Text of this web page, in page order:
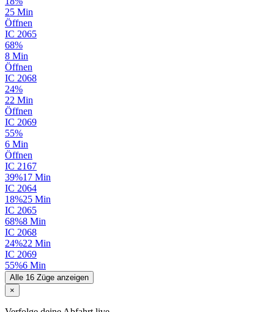
25 Min
Öffnen
IC 2065
68%
8 Min
Öffnen
IC 2068
24%
22 Min
Öffnen
IC 2069
55%
6 Min
Öffnen
IC 2167
39%17 Min
IC 2064
18%25 Min
IC 2065
68%8 Min
IC 2068
24%22 Min
IC 2069
55%6 Min
Alle 16 Züge anzeigen
×